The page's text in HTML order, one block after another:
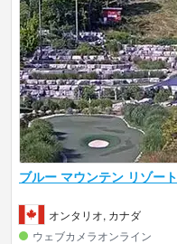
ブルー マウンテン リゾート
オンタリオ, カナダ
ウェブカメラオンライン